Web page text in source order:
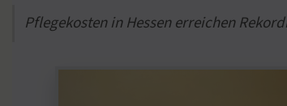
Pflegekosten in Hessen erreichen